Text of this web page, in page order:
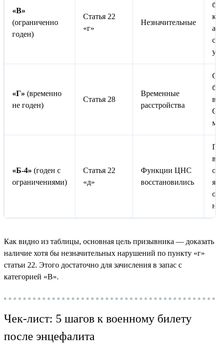
«В»
(ограниченно
годен)
Статья 22
«г»
Незначительные
«Г» (временно
не годен)
Статья 28
Временные
расстройства
«Б-4» (годен с
ограничениями)
Статья 22
«д»
Функции ЦНС
восстановились
Как видно из таблицы, основная цель призывника — доказать
наличие хотя бы незначительных нарушений по пункту «г»
статьи 22. Этого достаточно для зачисления в запас с
категорией «В».
Чек-лист: 5 шагов к военному билету
после энцефалита